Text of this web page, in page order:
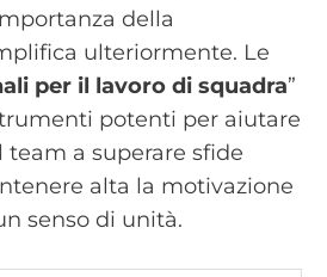
della
ulteriormente. Le
per il lavoro di squadra”
potenti per aiutare
a superare sfide
alta la motivazione
senso di unità.